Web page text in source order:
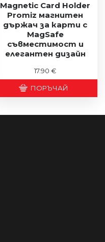
Magnetic Card Holder
Promiz магнитен
държач за карти с
MagSafe
съвместимост и
елегантен дизайн
17.90 €
ПОРЪЧАЙ